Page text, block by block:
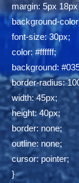
margin: 5px
background-
font-size: 30px;
color: #ffffff;
background:
border-radius:
width: 45px;
height: 40px;
border: none;
outline: none;
cursor: pointer;
}